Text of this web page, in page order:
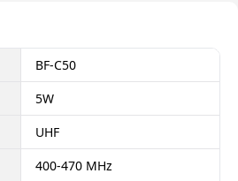
BF-C50
5W
UHF
400-470 MHz